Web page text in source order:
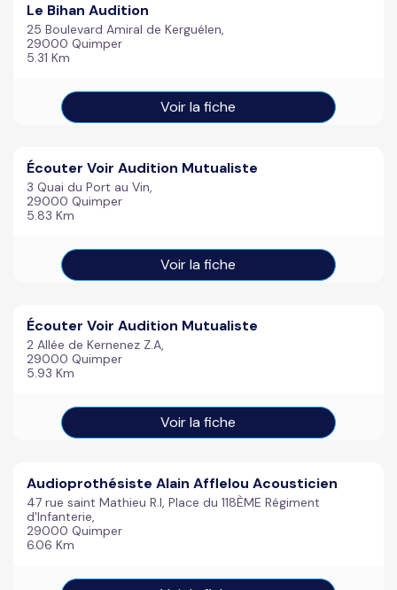
Le Bihan Audition
25 Boulevard Amiral de Kerguélen,
29000 Quimper
5.31 Km
Voir la fiche
Écouter Voir Audition Mutualiste
3 Quai du Port au Vin,
29000 Quimper
5.83 Km
Voir la fiche
Écouter Voir Audition Mutualiste
2 Allée de Kernenez Z.A,
29000 Quimper
5.93 Km
Voir la fiche
Audioprothésiste Alain Afflelou Acousticien
47 rue saint Mathieu R.I, Place du 118ÈME Régiment
d'Infanterie,
29000 Quimper
6.06 Km